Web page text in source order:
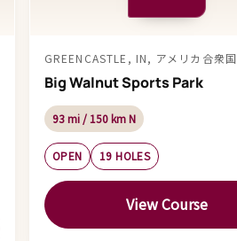
GREENCASTLE, IN, アメリカ合衆国
Big Walnut Sports Park
93 mi / 150 km N
OPEN 19 HOLES
View Course